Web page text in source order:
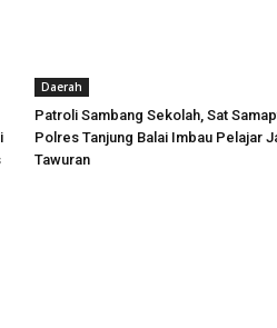
Daerah
Patroli Sambang Sekolah, Sat
Polres Tanjung Balai Imbau Pelajar
Tawuran